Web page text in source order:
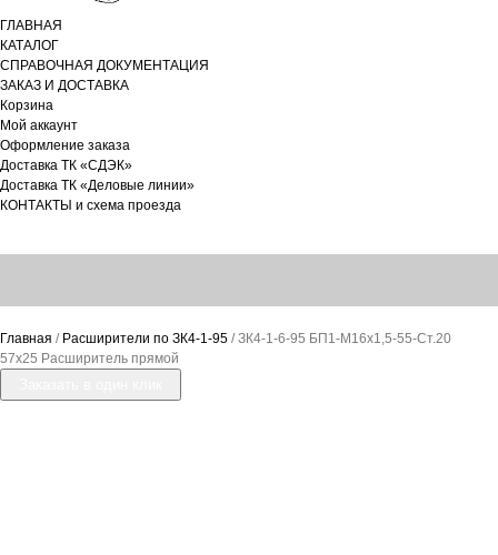
ГЛАВНАЯ
КАТАЛОГ
СПРАВОЧНАЯ ДОКУМЕНТАЦИЯ
ЗАКАЗ И ДОСТАВКА
Корзина
Мой аккаунт
Оформление заказа
Доставка ТК «СДЭК»
Доставка ТК «Деловые линии»
КОНТАКТЫ и схема проезда
Главная / Расширители по ЗК4-1-95 / ЗК4-1-6-95 БП1-М16х1,5-55-Ст.20
57х25 Расширитель прямой